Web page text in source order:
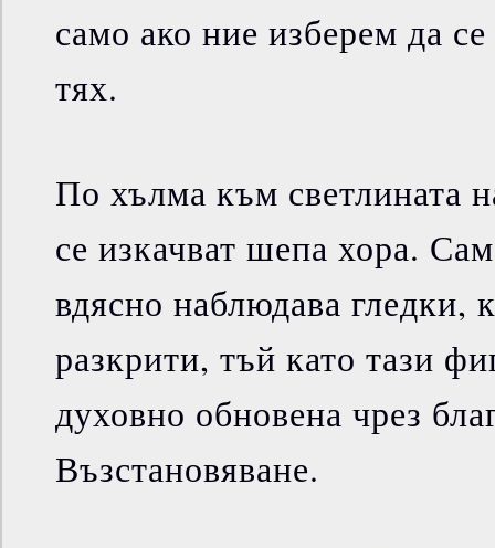
само ако ние изберем да
тях.
По хълма към светлината
се изкачват шепа хора.
вдясно наблюдава гледки,
разкрити, тъй като тази
духовно обновена чрез
Възстановяване.